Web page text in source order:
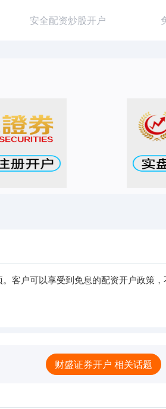
安全配资炒股开户
客户可以享受到免息的配资开户政策
财盛证券开户 相关话题